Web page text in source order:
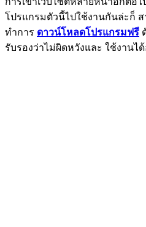
โปรแกรมตัวนี้ไปใช้งานกันล่ะก็ ส
ทำการ ดาวน์โหลดโปรแกรมฟรี
รับรองว่าไม่ผิดหวังและ ใช้งานไ